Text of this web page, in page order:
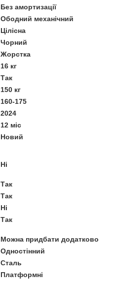
Без амортизації
Ободний механічний
Цілісна
Чорний
Жорстка
16 кг
Так
150 кг
160-175
2024
12 міс
Новий
Ні
Так
Так
Ні
Так
Можна придбати додатково
Одностінний
Сталь
Платформні